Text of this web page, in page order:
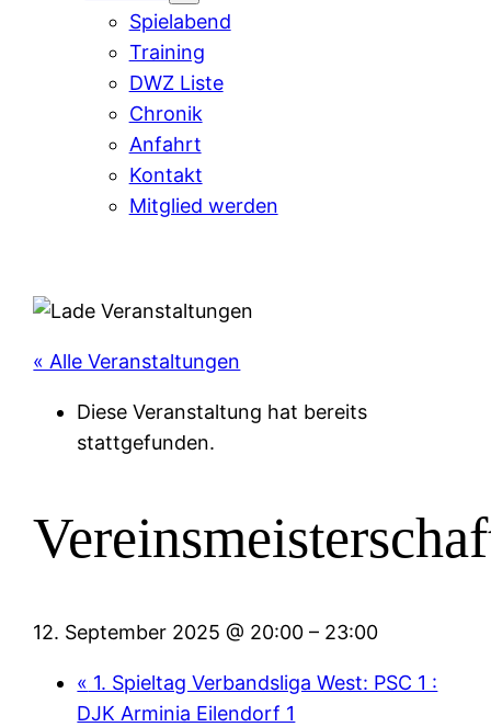
Spielabend
Training
DWZ Liste
Chronik
Anfahrt
Kontakt
Mitglied werden
« Alle Veranstaltungen
Diese Veranstaltung hat bereits
stattgefunden.
12. September 2025 @ 20:00 – 23:00
« 1. Spieltag Verbandsliga West: PSC 1 :
DJK Arminia Eilendorf 1